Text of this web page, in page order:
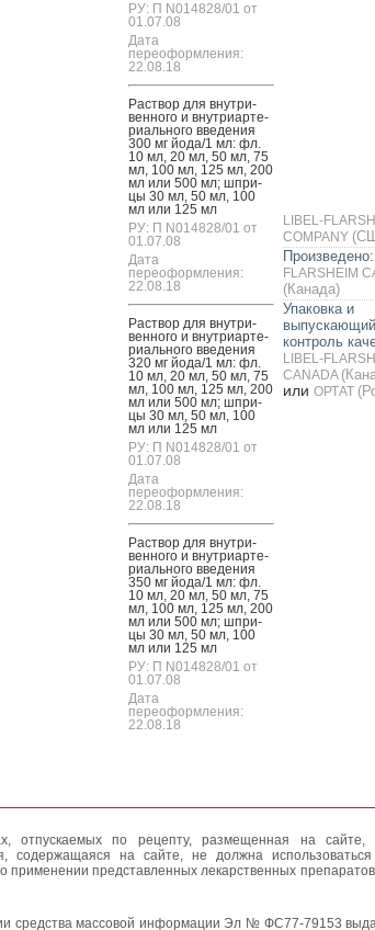
РУ: П N014828/01 от
01.07.08
Дата
переоформления:
22.08.18
Рас­твор для внут­ри­
вен­но­го и внут­ри­ар­те­
ри­аль­но­го вве­дения
300 мг й­ода/1 мл: фл.
10 мл, 20 мл, 50 мл, 75
мл, 100 мл, 125 мл, 200
мл или 500 мл; шпри­
цы 30 мл, 50 мл, 100
мл или 125 мл
РУ: П N014828/01 от
01.07.08
Дата
переоформления:
22.08.18
Рас­твор для внут­ри­
вен­но­го и внут­ри­ар­те­
ри­аль­но­го вве­дения
320 мг й­ода/1 мл: фл.
10 мл, 20 мл, 50 мл, 75
мл, 100 мл, 125 мл, 200
мл или 500 мл; шпри­
цы 30 мл, 50 мл, 100
мл или 125 мл
РУ: П N014828/01 от
01.07.08
Дата
переоформления:
22.08.18
Рас­твор для внут­ри­
вен­но­го и внут­ри­ар­те­
ри­аль­но­го вве­дения
350 мг й­ода/1 мл: фл.
10 мл, 20 мл, 50 мл, 75
мл, 100 мл, 125 мл, 200
мл или 500 мл; шпри­
цы 30 мл, 50 мл, 100
мл или 125 мл
РУ: П N014828/01 от
01.07.08
Дата
переоформления:
22.08.18
LIBEL-
COMPANY
Произведено:
FLARSHEIM
(Канада)
Упаковка и
выпускающий
контроль
LIBEL-
CANADA
или ОРТАТ
отпускаемых по рецепту, размещенная на сайте,
содержащаяся на сайте, не должна
применении представленных лекарственных
средства массовой информации Эл № ФС77-79153